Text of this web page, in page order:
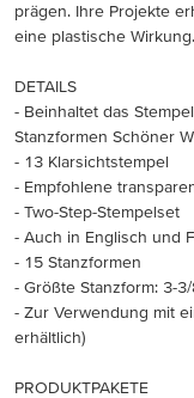
prägen. Ihre Projekte
eine plastische Wirkung.
DETAILS
- Beinhaltet das
Stanzformen Schöner
- 13 Klarsichtstempel
- Empfohlene
- Two-Step-Stempelset
- Auch in Englisch und
- 15 Stanzformen
- Größte Stanzform: 3-
- Zur Verwendung mit
erhältlich)
PRODUKTPAKETE